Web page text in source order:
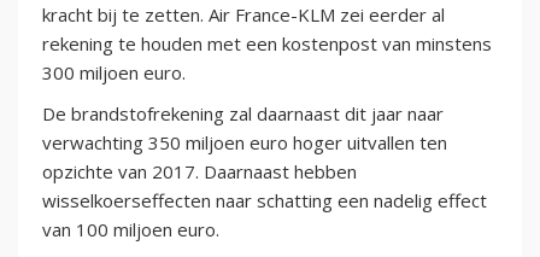
kracht bij te zetten. Air France-KLM zei eerder al
rekening te houden met een kostenpost van minstens
300 miljoen euro.
De brandstofrekening zal daarnaast dit jaar naar
verwachting 350 miljoen euro hoger uitvallen ten
opzichte van 2017. Daarnaast hebben
wisselkoerseffecten naar schatting een nadelig effect
van 100 miljoen euro.